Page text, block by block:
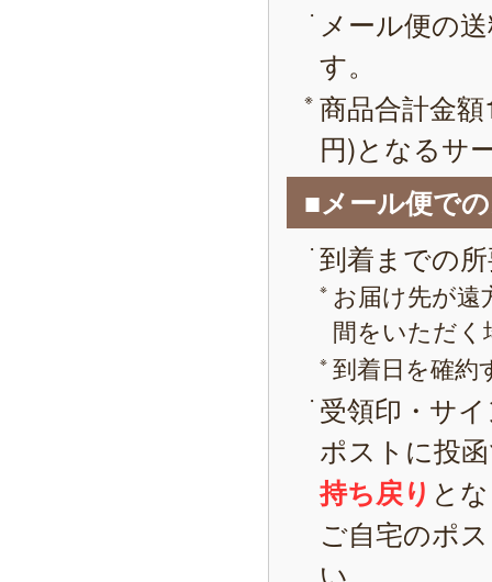
メール便の
す。
商品合計金
円)となるサ
■メール便で
到着までの
お届け先が遠
間をいただ
到着日を確約
受領印・サ
ポストに投
持ち戻り と
ご自宅のポ
い。